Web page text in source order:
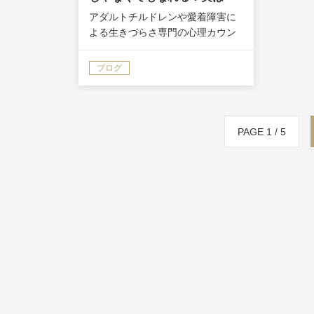
「聞く力」が大切です
アダルトチルドレンや愛着障害に
よる生きづらさ専門の心理カウン
き）です。 20年間、うつ・パニッ
ク障害や人間関係の悩みを乗り越
ブログ
PAGE 1 / 5